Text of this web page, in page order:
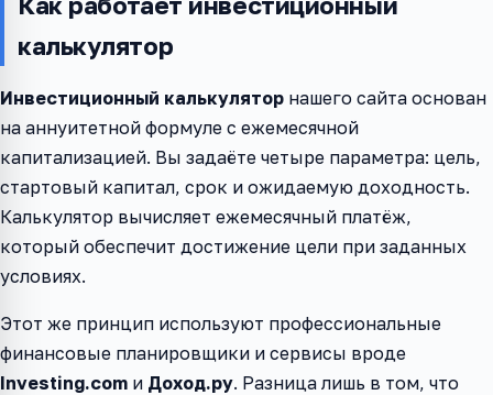
калькулятор
Инвестиционный калькулятор нашего сайта основан
на аннуитетной формуле с ежемесячной
капитализацией. Вы задаёте четыре параметра: цель,
стартовый капитал, срок и ожидаемую доходность.
Калькулятор вычисляет ежемесячный платёж,
который обеспечит достижение цели при заданных
условиях.
Этот же принцип используют профессиональные
финансовые планировщики и сервисы вроде
Investing.com и Доход.ру. Разница лишь в том, что